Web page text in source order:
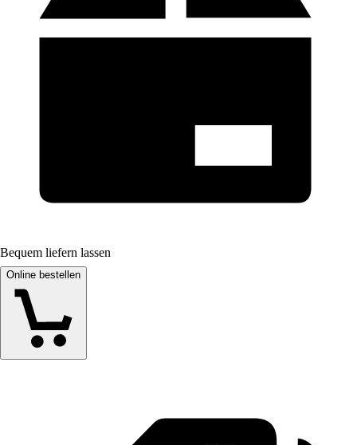
Bequem liefern lassen
Online bestellen